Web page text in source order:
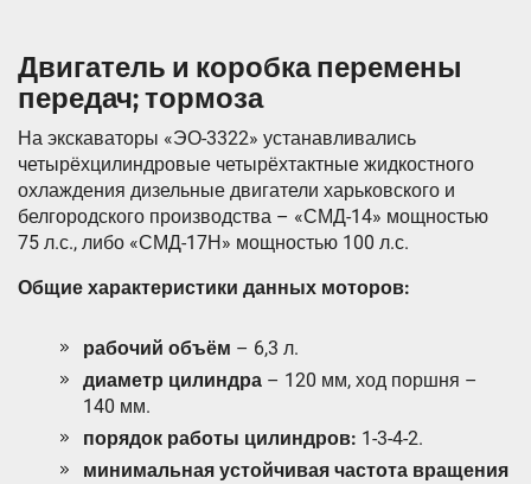
Двигатель и коробка перемены
передач; тормоза
На экскаваторы «ЭО-3322» устанавливались
четырёхцилиндровые четырёхтактные жидкостного
охлаждения дизельные двигатели харьковского и
белгородского производства – «СМД-14» мощностью
75 л.с., либо «СМД-17Н» мощностью 100 л.с.
Общие характеристики данных моторов:
рабочий объём – 6,3 л.
диаметр цилиндра – 120 мм, ход поршня –
140 мм.
порядок работы цилиндров: 1-3-4-2.
минимальная устойчивая частота вращения